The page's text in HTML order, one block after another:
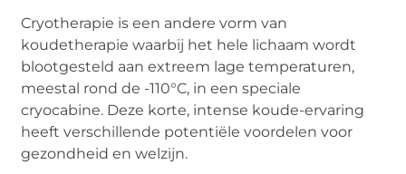
Cryotherapie is een andere vorm van
koudetherapie waarbij het hele lichaam wordt
blootgesteld aan extreem lage temperaturen,
meestal rond de -110°C, in een speciale
cryocabine. Deze korte, intense koude-ervaring
heeft verschillende potentiële voordelen voor
gezondheid en welzijn.